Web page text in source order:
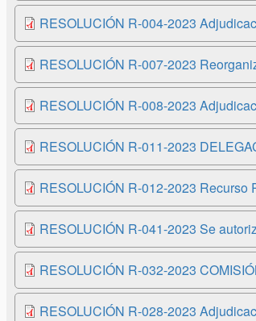
RESOLUCIÓN R-004-2023
RESOLUCIÓN R-007-2023
RESOLUCIÓN R-008-2023
RESOLUCIÓN R-011-2023
RESOLUCIÓN R-012-2023
RESOLUCIÓN R-041-2023 Se
RESOLUCIÓN R-032-2023
RESOLUCIÓN R-028-2023